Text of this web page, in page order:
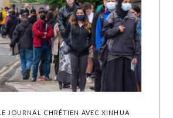
JOURNAL CHRÉTIEN AVEC XINHUA